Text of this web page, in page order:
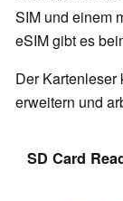
SIM und einem
eSIM gibt es
Der Kartenleser
erweitern und
SD Card